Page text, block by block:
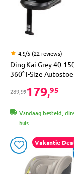
4.9/5 (22 reviews)
Ding Kai Grey 40-
360° i-Size Autostoel
289,99179,95
Vandaag besteld,
huis
Vakantie